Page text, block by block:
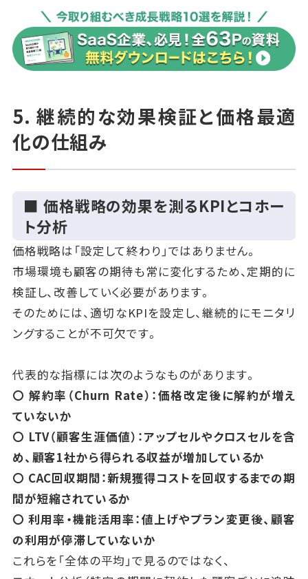
5. 継続的な効果検証と価格最適
化の仕組み
■ 価格戦略の効果を測るKPIとコホー
ト分析
価格戦略は「設定して終わり」ではありません。
市場環境も顧客の期待も常に変化するため、定期的に
検証し、改善していく必要があります。
そのためには、適切なKPIを設定し、継続的にモニタリ
ングすることが不可欠です。
代表的な指標には次のようなものがあります。
〇 解約率（Churn Rate）：価格改定後に解約が増え
ていないか
〇 LTV（顧客生涯価値）：アップセルやクロスセルを含
め、顧客1社から得られる収益が増加しているか
〇 CAC回収期間：新規獲得コストを回収するまでの期
間が短縮されているか
〇 利用率・機能活用率：値上げやプラン変更後、顧客
の利用が停滞していないか
これらを「全体の平均」で見るのではなく、